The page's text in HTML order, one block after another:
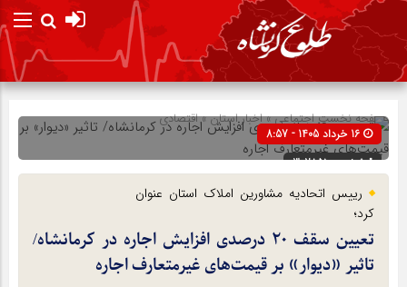
صفحه نخستاجتماعی»اخبار استان»اقتصادی
شناسه : 302851
رییس اتحادیه مشاورین املاک استان عنوان
کرد؛
تعیین سقف ۲۰ درصدی افزایش اجاره در کرمانشاه/
تاثیر «دیوار» بر قیمت‌های غیرمتعارف اجاره